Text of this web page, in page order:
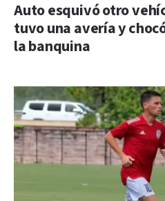
Auto esquivó otro
tuvo una avería y
la banquina